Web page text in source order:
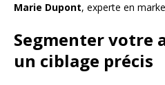
Marie Dupont, experte en
Segmenter votre
un ciblage précis